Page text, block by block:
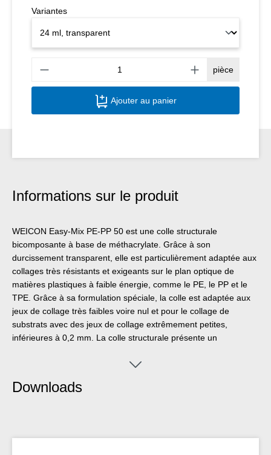
Variantes
pièce
Ajouter au panier
Informations sur le produit
WEICON Easy-Mix PE-PP 50 est une colle structurale
bicomposante à base de méthacrylate. Grâce à son
durcissement transparent, elle est particulièrement adaptée aux
collages très résistants et exigeants sur le plan optique de
matières plastiques à faible énergie, comme le PE, le PP et le
TPE. Grâce à sa formulation spéciale, la colle est adaptée aux
jeux de collage très faibles voire nul et pour le collage de
substrats avec des jeux de collage extrêmement petites,
inférieures à 0,2 mm. La colle structurale présente un
élevée. Elle est résistante aux chocs, au vieillissement, aux
dispose d'une courte durée de vie en pot de six minutes et d'un
Downloads